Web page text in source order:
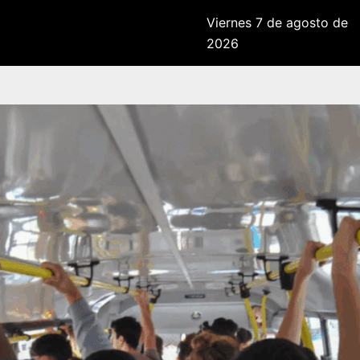
Viernes 7 de agosto de
2026